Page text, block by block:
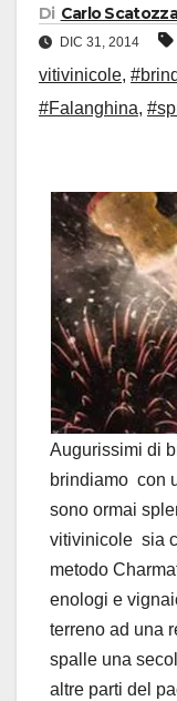
Di Carlo Scatozza
DIC 31, 2014
vitivinicole,
#Falanghina,
Augurissimi di
brindiamo con
sono ormai
vitivinicole sia
metodo
enologi e
terreno ad una
spalle una
altre parti del